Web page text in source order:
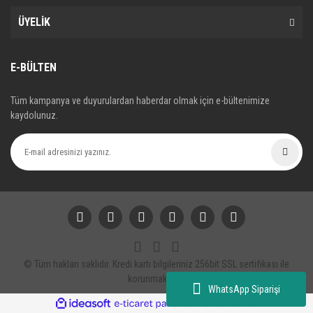
WhatsApp Siparişi
ÜYELİK
E-BÜLTEN
Tüm kampanya ve duyurulardan haberdar olmak için e-bültenimize
kaydolunuz.
© Tüm hakları saklıdır. Kredi kartı bilgileriniz 256bit SSL sertifikası ile
korunmaktadır.
ideasoft